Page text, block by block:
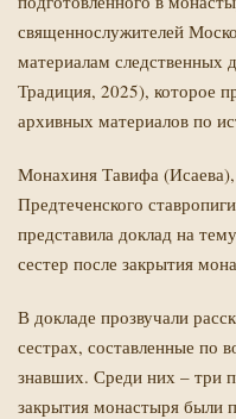
священнослужителей
материалам следственных
Традиция, 2025), которое
архивных материалов по
Монахиня Тавифа
Предтеченского
представила доклад на
сестер после закрытия
В докладе прозвучали
сестрах, составленные по
знавших. Среди них – три
закрытия монастыря были